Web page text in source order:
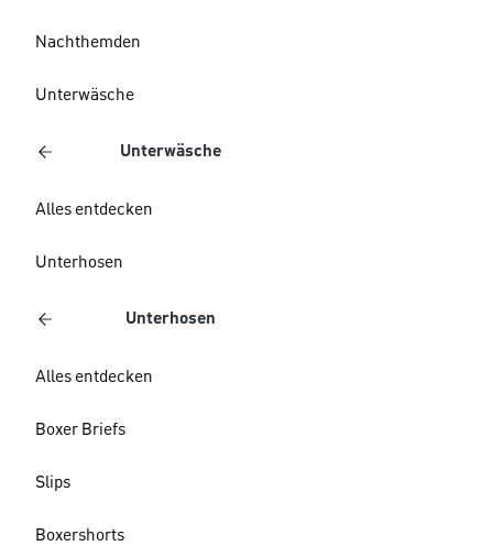
Nachthemden
Unterwäsche
Unterwäsche
Alles entdecken
Unterhosen
Unterhosen
Alles entdecken
Boxer Briefs
Slips
Boxershorts